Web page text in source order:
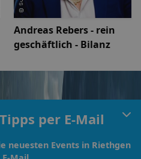
Andreas Rebers - rein
geschäftlich - Bilanz
per E-Mail
neuesten Events in Riethgen